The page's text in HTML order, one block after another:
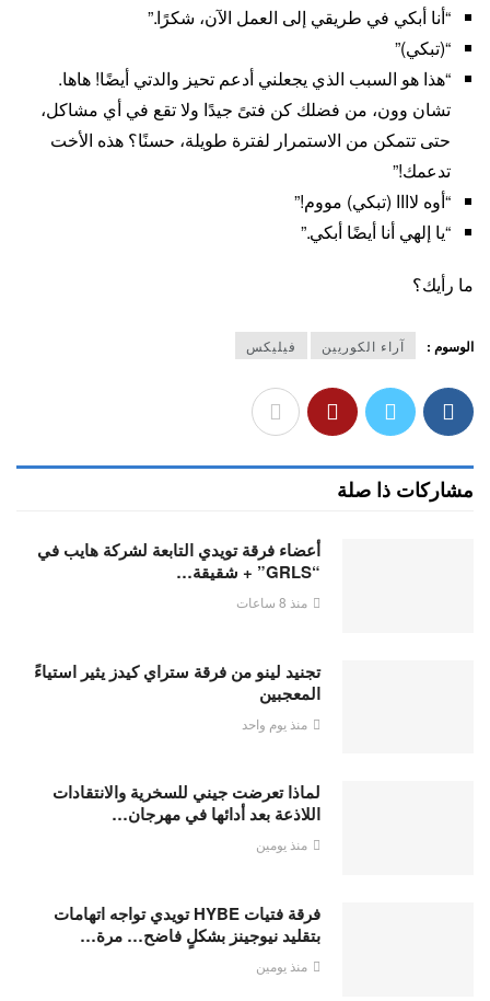
“أنا أبكي في طريقي إلى العمل الآن، شكرًا.”
“(تبكي)”
“هذا هو السبب الذي يجعلني أدعم تحيز والدتي أيضًا! هاها.
تشان وون، من فضلك كن فتىً جيدًا ولا تقع في أي مشاكل،
حتى تتمكن من الاستمرار لفترة طويلة، حسنًا؟ هذه الأخت
تدعمك!”
“أوه لاااا (تبكي) مووم!”
“يا إلهي أنا أيضًا أبكي.”
ما رأيك؟
الوسوم : آراء الكوريين فيليكس
مشاركات ذا صلة
أعضاء فرقة تويدي التابعة لشركة هايب في
“GRLS” + شقيقة…
منذ 8 ساعات
تجنيد لينو من فرقة ستراي كيدز يثير استياءً
المعجبين
منذ يوم واحد
لماذا تعرضت جيني للسخرية والانتقادات
اللاذعة بعد أدائها في مهرجان…
منذ يومين
فرقة فتيات HYBE تويدي تواجه اتهامات
بتقليد نيوجينز بشكلٍ فاضح… مرة…
منذ يومين